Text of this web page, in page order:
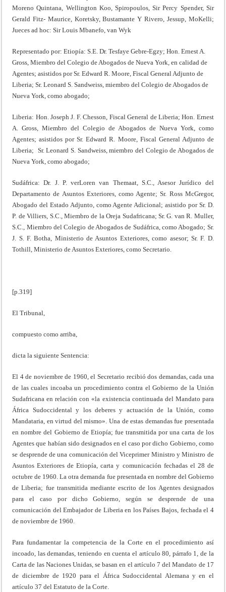
Moreno Quintana, Wellington Koo, Spiropoulos, Sir Percy Spender, Sir
Gerald Fitz- Maurice, Koretsky, Bustamante Y Rivero, Jessup, MoKelli;
Jueces ad hoc: Sir Louis Mbanefo, van Wyk
Representado por: Etiopía: S.E. Dr. Tesfaye Gebre-Egzy; Hon. Ernest A.
Gross, Miembro del Colegio de Abogados de Nueva York, en calidad de
Agentes; asistidos por Sr. Edward R. Moore, Fiscal General Adjunto de
Liberia; Sr. Leonard S. Sandweiss, miembro del Colegio de Abogados de
Nueva York, como abogado;
Liberia: Hon. Joseph J. F. Chesson, Fiscal General de Liberia; Hon. Ernest
A. Gross, Miembro del Colegio de Abogados de Nueva York, como
Agentes; asistidos por Sr. Edward R. Moore, Fiscal General Adjunto de
Liberia; Sr. Leonard S. Sandweiss, miembro del Colegio de Abogados de
Nueva York, como abogado;
Sudáfrica: Dr. J. P. verLoren van Themaat, S.C., Asesor Jurídico del
Departamento de Asuntos Exteriores, como Agente; Sr. Ross McGregor,
Abogado del Estado Adjunto, como Agente Adicional; asistido por Sr. D.
P. de Villiers, S.C., Miembro de la Oreja Sudafricana; Sr. G. van R. Muller,
S.C., Miembro del Colegio de Abogados de Sudáfrica, como Abogado; Sr.
J. S. F. Botha, Ministerio de Asuntos Exteriores, como asesor; Sr. F. D.
Tothill, Ministerio de Asuntos Exteriores, como Secretario.
[p.319]
El Tribunal,
compuesto como arriba,
dicta la siguiente Sentencia:
El 4 de noviembre de 1960, el Secretario recibió dos demandas, cada una
de las cuales incoaba un procedimiento contra el Gobierno de la Unión
Sudafricana en relación con «la existencia continuada del Mandato para
África Sudoccidental y los deberes y actuación de la Unión, como
Mandataria, en virtud del mismo». Una de estas demandas fue presentada
en nombre del Gobierno de Etiopía; fue transmitida por una carta de los
Agentes que habían sido designados en el caso por dicho Gobierno, como
se desprende de una comunicación del Viceprimer Ministro y Ministro de
Asuntos Exteriores de Etiopía, carta y comunicación fechadas el 28 de
octubre de 1960. La otra demanda fue presentada en nombre del Gobierno
de Liberia; fue transmitida mediante escrito de los Agentes designados
para el caso por dicho Gobierno, según se desprende de una
comunicación del Embajador de Liberia en los Países Bajos, fechada el 4
de noviembre de 1960.
Para fundamentar la competencia de la Corte en el procedimiento así
incoado, las demandas, teniendo en cuenta el artículo 80, párrafo 1, de la
Carta de las Naciones Unidas, se basan en el artículo 7 del Mandato de 17
de diciembre de 1920 para el África Sudoccidental Alemana y en el
artículo 37 del Estatuto de la Corte.